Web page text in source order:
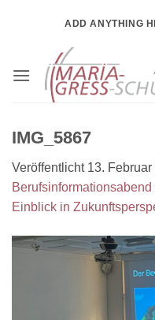
ADD ANYTHING
IMG_5867
Veröffentlicht 13. Februar
Einblick in